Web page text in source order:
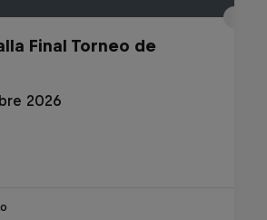
Final Torneo de
2026